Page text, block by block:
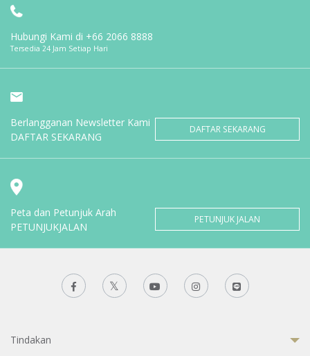
Hubungi Kami di +66 2066 8888
Tersedia 24 Jam Setiap Hari
Berlangganan Newsletter Kami
DAFTAR SEKARANG
DAFTAR SEKARANG
Peta dan Petunjuk Arah
PETUNJUKJALAN
PETUNJUK JALAN
Tindakan